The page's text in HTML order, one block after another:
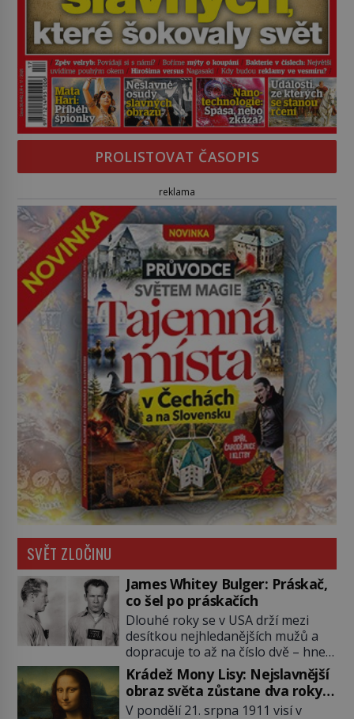
PROLISTOVAT ČASOPIS
reklama
SVĚT ZLOČINU
James Whitey Bulger: Práskač,
co šel po práskačích
Dlouhé roky se v USA drží mezi
desítkou nejhledanějších mužů a
dopracuje to až na číslo dvě – hned
po Usámovi bin Ládinovi (1957–
2011). To je James „Whitey“ Bulger
(1929–2018) viněný ze spoluúčasti
na 19 vraždách, vydírání a lichvy. A
Krádež Mony Lisy: Nejslavnější
obraz světa zůstane dva roky
nezvěstný
V pondělí 21. srpna 1911 visí v